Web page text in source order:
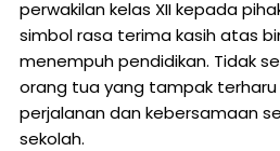
perwakilan kelas XII kepada
simbol rasa terima kasih atas
menempuh pendidikan. Tidak
orang tua yang tampak
perjalanan dan kebersamaan
sekolah.